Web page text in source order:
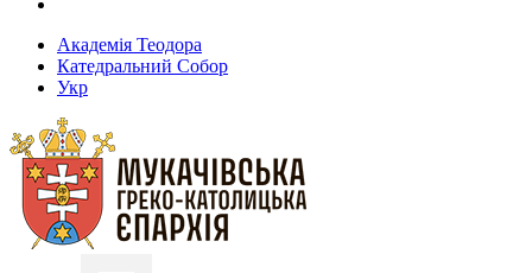
Академія Теодора
Катедральний Собор
Укр